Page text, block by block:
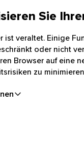
Sie
ist veraltet. Einige
oder nicht
Browser auf eine
zu